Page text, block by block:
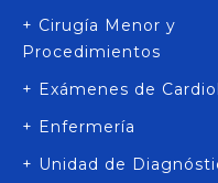
+ Cirugía Menor y
Procedimientos
+ Exámenes de
+ Enfermería
+ Unidad de